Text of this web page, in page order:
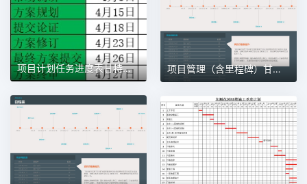
项目计划任务进度表甘特图1甘特图excel模板 项目管理（含里程碑）甘特图excel模板